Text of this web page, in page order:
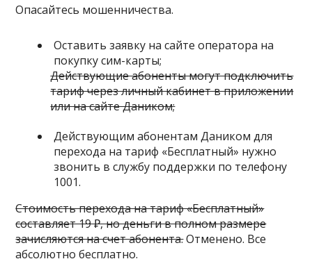
Опасайтесь мошенничества.
Оставитьзаявку на сайте оператора на
покупку сим-карты;
Действующие абоненты могут подключить
тариф через личный кабинет в приложении
или на сайте Даником;
Действующим абонентам Даником для
перехода на тариф «Бесплатный» нужно
звонить в службу поддержки по телефону
1001.
Стоимость перехода на тариф «Бесплатный»
составляет 19 ₽, но деньги в полном размере
зачисляются на счет абонента.Отменено. Все
абсолютно бесплатно.